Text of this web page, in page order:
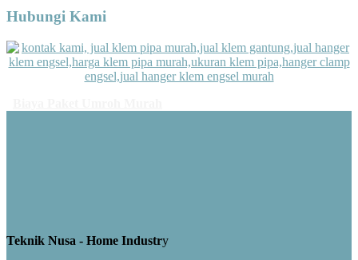
Hubungi Kami
Teknik Nusa - Home Industry